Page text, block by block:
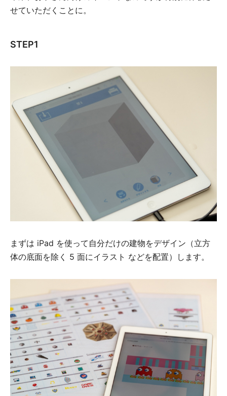
せていただくことに。
STEP1
まずは iPad を使って自分だけの建物をデザイン（立方
体の底面を除く 5 面にイラスト などを配置）します。